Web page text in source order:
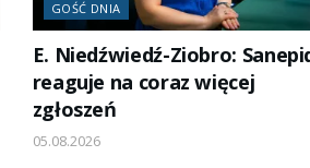
GOŚĆ DNIA
E. Niedźwiedź-Ziobro:
reaguje na coraz więcej
zgłoszeń
05.08.2026